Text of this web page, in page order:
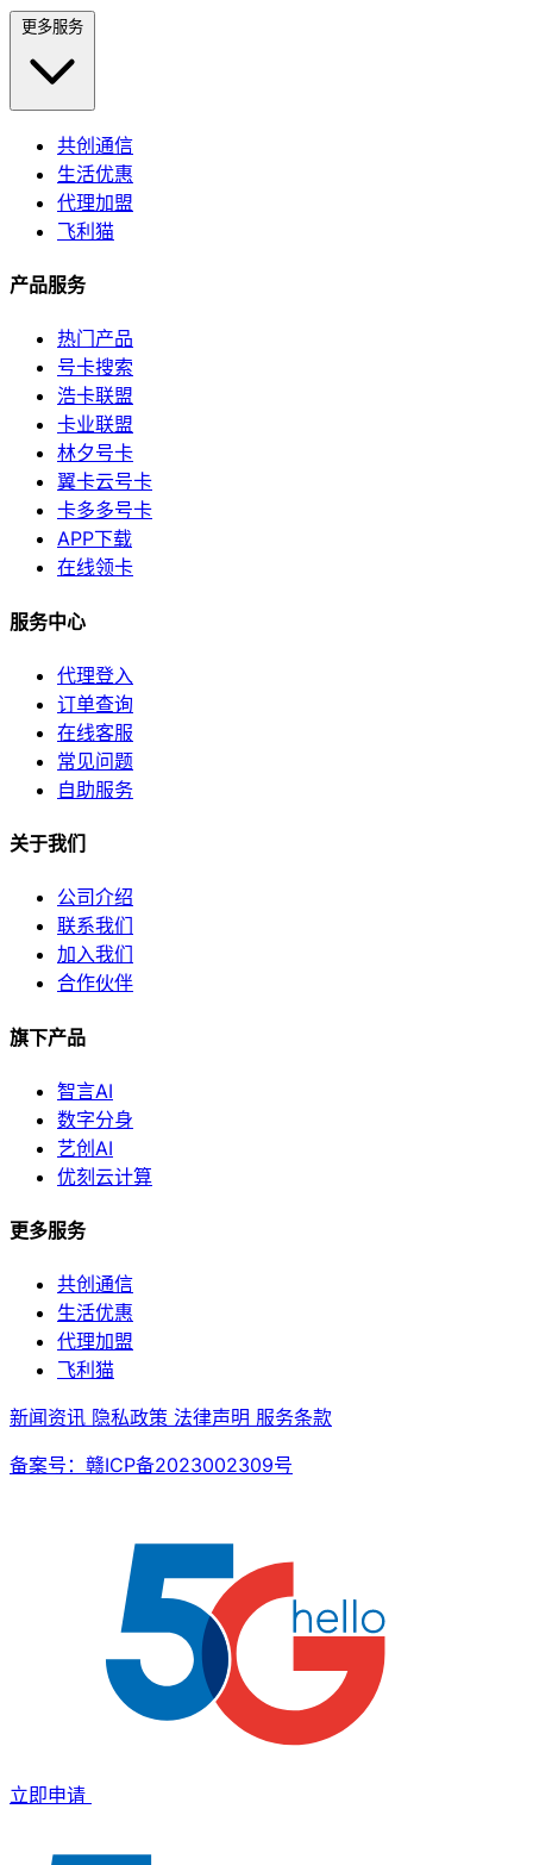
更多服务
共创通信
生活优惠
代理加盟
飞利猫
产品服务
热门产品
号卡搜索
浩卡联盟
卡业联盟
林夕号卡
翼卡云号卡
卡多多号卡
APP下载
在线领卡
服务中心
代理登入
订单查询
在线客服
常见问题
自助服务
关于我们
公司介绍
联系我们
加入我们
合作伙伴
旗下产品
智言AI
数字分身
艺创AI
优刻云计算
更多服务
共创通信
生活优惠
代理加盟
飞利猫
新闻资讯 隐私政策 法律声明 服务条款
备案号：赣ICP备2023002309号
立即申请